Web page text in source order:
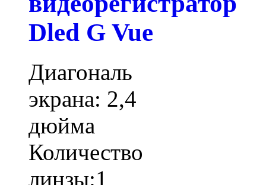
Dled G Vue
Диагональ
экрана: 2,4
дюйма
Количество
линзы:1